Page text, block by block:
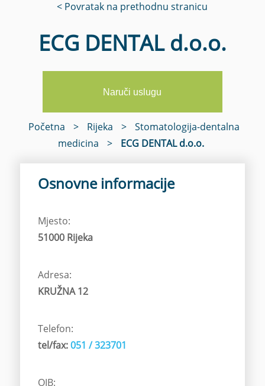
< Povratak na prethodnu stranicu
ECG DENTAL d.o.o.
Naruči uslugu
Početna > Rijeka >
Stomatologija-dentalna
medicina
> ECG DENTAL d.o.o.
Osnovne informacije
Mjesto:
51000 Rijeka
Adresa:
KRUŽNA 12
Telefon:
tel/fax:051 / 323701
OIB: